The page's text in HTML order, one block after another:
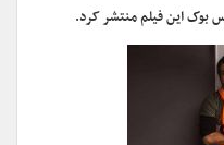
بوک این فیلم منتشر کرد.